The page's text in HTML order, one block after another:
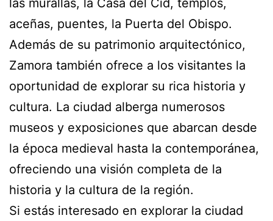
las murallas, la Casa del Cid, templos,
aceñas, puentes, la Puerta del Obispo.
Además de su patrimonio arquitectónico,
Zamora también ofrece a los visitantes la
oportunidad de explorar su rica historia y
cultura. La ciudad alberga numerosos
museos y exposiciones que abarcan desde
la época medieval hasta la contemporánea,
ofreciendo una visión completa de la
historia y la cultura de la región.
Si estás interesado en explorar la ciudad